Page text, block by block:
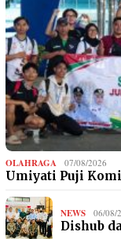
OLAHRAGA 07/08/2026
Umiyati Puji
NEWS 06/08/
Dishub